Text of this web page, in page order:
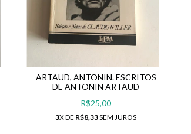
ARTAUD, ANTONIN. ESCRITOS
DE ANTONIN ARTAUD
R$25,00
3X DE R$8,33SEM JUROS